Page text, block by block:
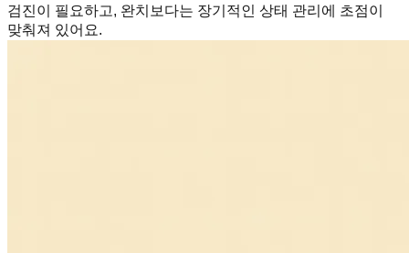
검진이 필요하고, 완치보다는 장기적인 상태 관리에 초점이
맞춰져 있어요.